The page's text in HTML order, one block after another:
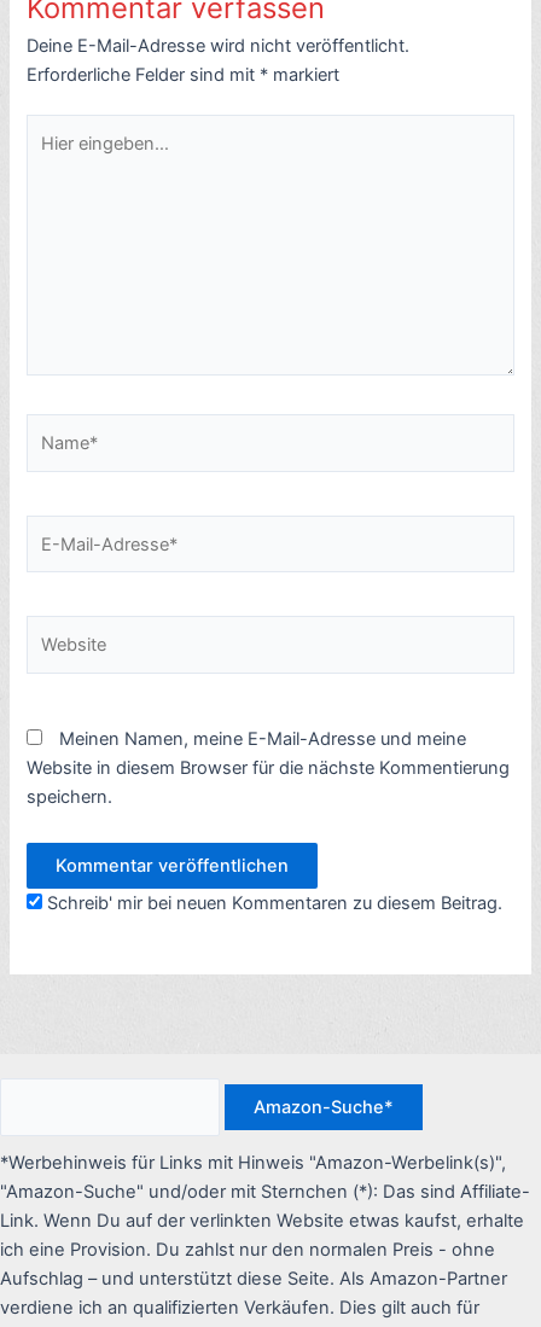
Kommentar verfassen
Deine E-Mail-Adresse wird nicht veröffentlicht.
Erforderliche Felder sind mit * markiert
eingeben…
Mail-
Meinen Namen, meine E-Mail-Adresse und meine
Website in diesem Browser für die nächste Kommentierung
speichern.
Schreib' mir bei neuen Kommentaren zu diesem Beitrag.
*Werbehinweis für Links mit Hinweis "Amazon-Werbelink(s)",
"Amazon-Suche" und/oder mit Sternchen (*): Das sind Affiliate-
Link. Wenn Du auf der verlinkten Website etwas kaufst, erhalte
ich eine Provision. Du zahlst nur den normalen Preis - ohne
Aufschlag – und unterstützt diese Seite. Als Amazon-Partner
verdiene ich an qualifizierten Verkäufen. Dies gilt auch für